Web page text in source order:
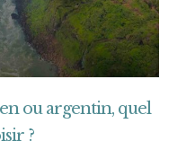
ou argentin, quel
?